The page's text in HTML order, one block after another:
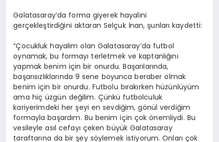
Galatasaray’da forma giyerek hayalini
gerçekleştirdiğini aktaran Selçuk İnan, şunları kaydetti:
“Çocukluk hayalim olan Galatasaray’da futbol
oynamak, bu formayı terletmek ve kaptanlığını
yapmak benim için bir onurdu. Başarılarında,
başarısızlıklarında 9 sene boyunca beraber olmak
benim için bir onurdu. Futbolu bırakırken hüzünlüyüm
ama hiç üzgün değilim. Çünkü futbolculuk
kariyerimdeki her şeyi en sevdiğim, gönül verdiğim
formayla başardım. Bu benim için çok önemliydi. Bu
vesileyle asıl cefayı çeken büyük Galatasaray
taraftarına da bir şey söylemek istiyorum. Onları çok